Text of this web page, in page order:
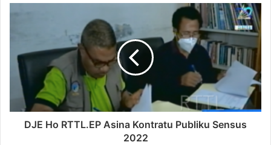
DJE Ho RTTL.EP Asina Kontratu Publiku Sensus
2022